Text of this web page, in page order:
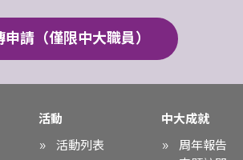
申請（僅限中大職員）
活動
活動列表
中大成就
周年報告